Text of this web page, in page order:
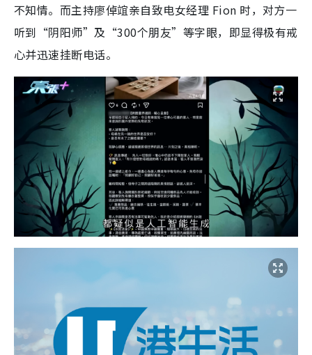
不知情。而主持廖倬竩亲自致电女经理 Fion 时，对方一
听到“阴阳师”及“300个朋友”等字眼，即显得极有戒
心并迅速挂断电话。